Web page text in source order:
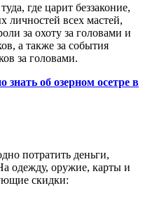
где царит беззаконие,
личностей всех мастей,
за охоту за головами и
а также за события
за головами.
знать об озерном осетре в
потратить деньги,
одежду, оружие, карты и
скидки: